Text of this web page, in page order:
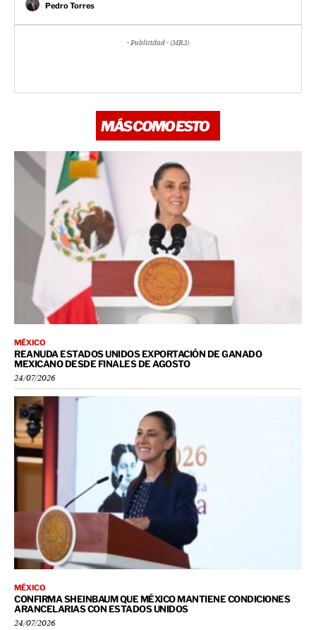
Pedro Torres
- Publicidad - (MR3)
MÁS COMO ESTO
MÉXICO
REANUDA ESTADOS UNIDOS EXPORTACIÓN DE GANADO
MEXICANO DESDE FINALES DE AGOSTO
24/07/2026
MÉXICO
CONFIRMA SHEINBAUM QUE MÉXICO MANTIENE CONDICIONES
ARANCELARIAS CON ESTADOS UNIDOS
24/07/2026